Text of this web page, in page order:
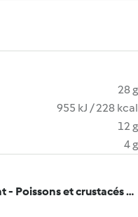
28 g
955 kJ / 228 kcal
12 g
4 g
Larousse Cuisiner light - Poissons et crustacés Vol.II